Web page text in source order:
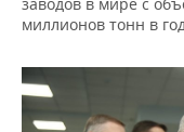
миллионов тонн в